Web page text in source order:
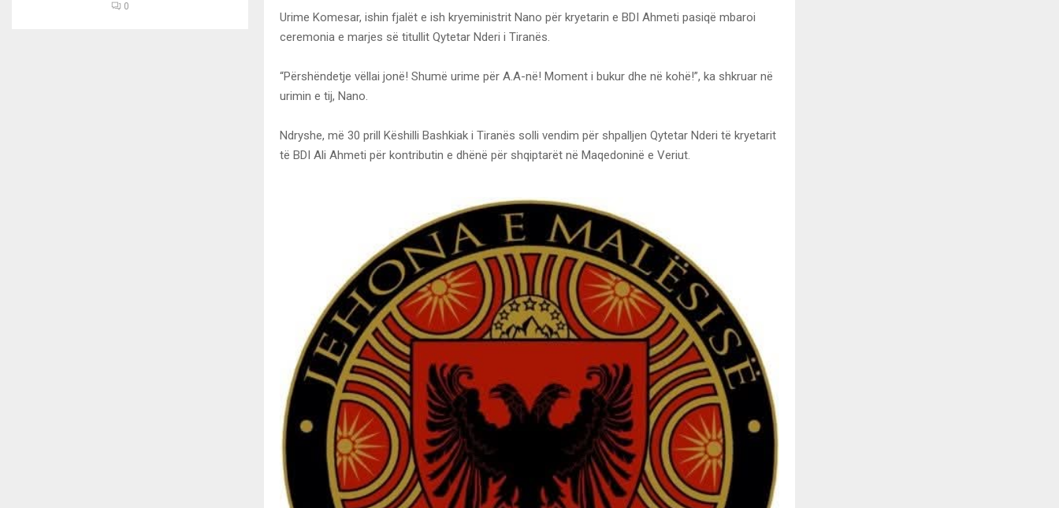
Urime Komesar, ishin fjalët e ish kryeministrit Nano për kryetarin e BDI Ahmeti pasiqë mbaroi
ceremonia e marjes së titullit Qytetar Nderi i Tiranës.
“Përshëndetje vëllai jonë! Shumë urime për A.A-në! Moment i bukur dhe në kohë!”, ka shkruar në
urimin e tij, Nano.
Ndryshe, më 30 prill Këshilli Bashkiak i Tiranës solli vendim për shpalljen Qytetar Nderi të kryetarit
të BDI Ali Ahmeti për kontributin e dhënë për shqiptarët në Maqedoninë e Veriut.
0